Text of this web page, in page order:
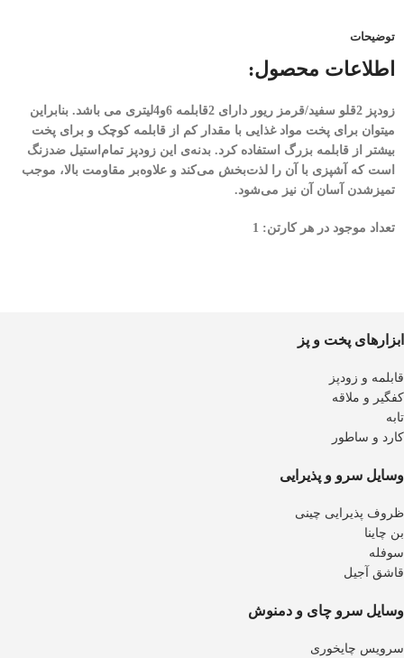
توضیحات
اطلاعات محصول:
زودپز 2قلو سفید/قرمز ریور دارای 2قابلمه 6و4لیتری می باشد. بنابراین
میتوان برای پخت مواد غذایی با مقدار کم از قابلمه کوچک و برای پخت
بیشتر از قابلمه بزرگ استفاده کرد. بدنه‌ی این زودپز تمام‌استیل ضدزنگ
است که آشپزی با آن را لذت‌بخش می‌کند و علاوه‌بر مقاومت بالا، موجب
تمیزشدن آسان آن نیز می‌شود.
تعداد موجود در هر کارتن: 1
ابزارهای پخت و پز
قابلمه و زودپز
کفگیر و ملاقه
تابه
کارد و ساطور
وسایل سرو و پذیرایی
ظروف پذیرایی چینی
بن چاینا
سوفله
قاشق آجیل
وسایل سرو چای و دمنوش
سرویس چایخوری